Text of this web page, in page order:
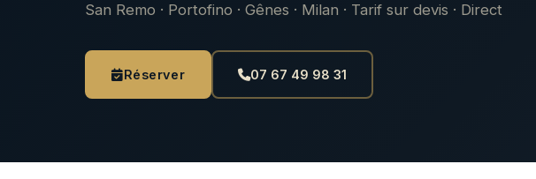
San Remo · Portofino · Gênes · Milan · Tarif sur devis · Direct
Réserver 07 67 49 98 31